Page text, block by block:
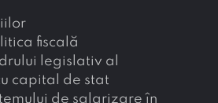
fiscală
legislativ al
capital de stat
de salarizare în